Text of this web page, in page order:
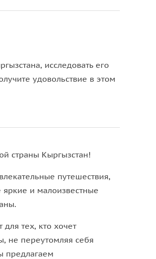
исследовать его
удовольствие в этом
страны Кыргызстан!
путешествия,
яркие и малоизвестные
тех, кто хочет
не переутомляя себя
предлагаем